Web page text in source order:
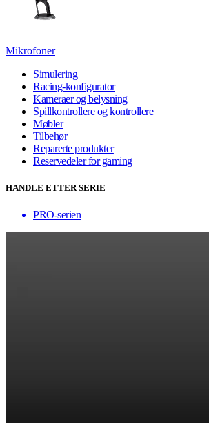
Mikrofoner
Simulering
Racing-konfigurator
Kameraer og belysning
Spillkontrollere og kontrollere
Møbler
Tilbehør
Reparerte produkter
Reservedeler for gaming
HANDLE ETTER SERIE
PRO-serien